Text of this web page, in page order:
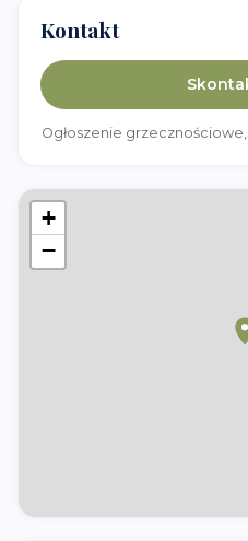
Kontakt
Ogłoszenie
+
−